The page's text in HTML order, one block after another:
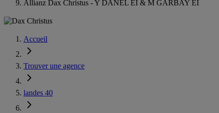
Allianz Dax Christus - Y DANEL EI & M GARBAY EI
Accueil
Trouver une agence
landes 40